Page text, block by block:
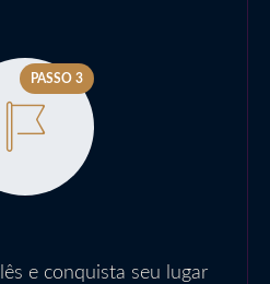
PASSO 3
e conquista seu lugar